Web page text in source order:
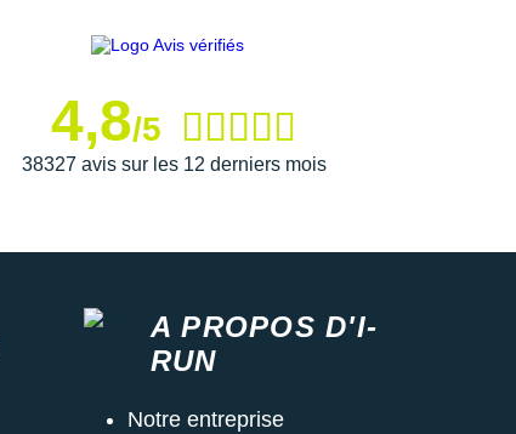
4,8/5
38327 avis sur les 12 derniers mois
A PROPOS D'I-
RUN
Notre entreprise